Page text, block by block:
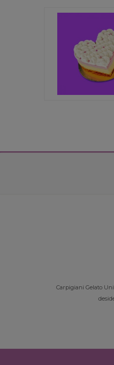
Carpigiani Gelato